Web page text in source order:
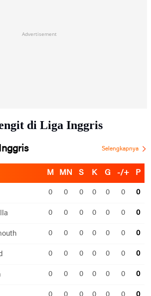
Advertisement
di Liga Inggris